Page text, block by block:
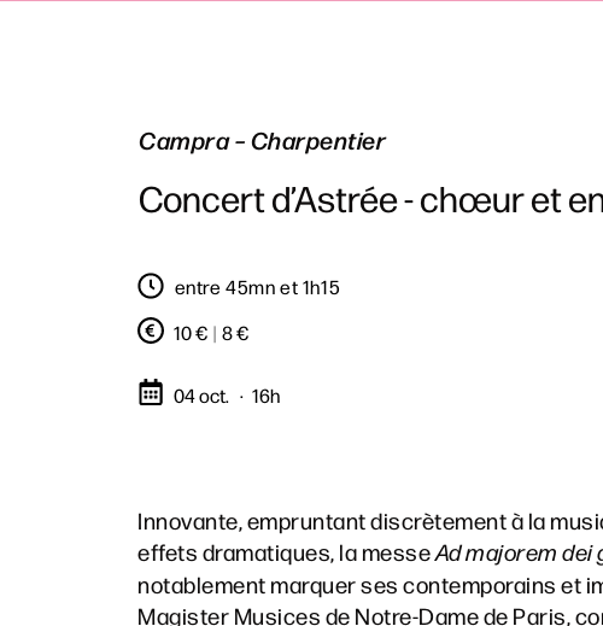
Campra – Charpentier
Concert d’Astrée - chœur et
entre 45mn et 1h15
10 € | 8 €
04 oct. 16h
Innovante, empruntant discrètement à la
effets dramatiques, la messeAd majorem dei
notablement marquer ses contemporains et
Magister Musices de Notre-Dame de Paris,